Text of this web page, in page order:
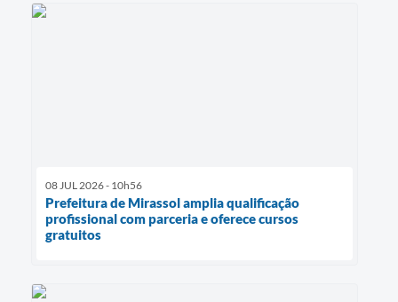
08 JUL 2026 - 10h56
Prefeitura de Mirassol amplia qualificação
profissional com parceria e oferece cursos
gratuitos